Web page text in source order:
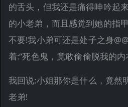
的舌头，但我还是痛得呻吟起
的小老弟，而且感觉到她的指
不要!我小弟可还是处子之身
着:“死色鬼，竟敢偷偷脱我的内
我回说:小姐那你是什么，竟然
老弟!